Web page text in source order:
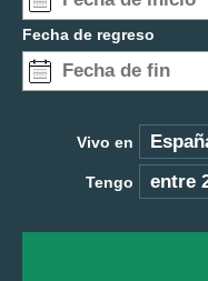
Fecha de regreso
Vivo en
Tengo